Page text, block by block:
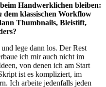
Handwerklichen bleiben:
dem klassischen Workflow
Thumbnails, Bleistift,
lege dann los. Der Rest
ich mir auch nicht im
von denen ich am Start
ist es kompliziert, im
Ich arbeite jedenfalls jeden